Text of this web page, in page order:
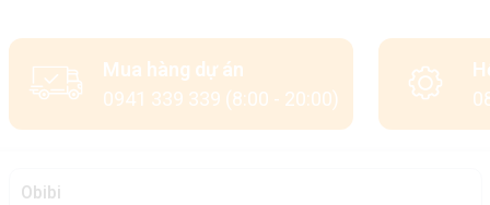
Mua hàng dự án
0941 339 339 (8:00 - 20:00)
Obibi